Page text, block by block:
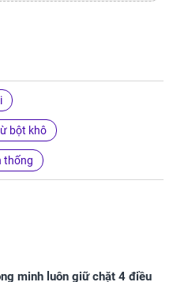
bột khô
thống
minh luôn giữ chặt 4 điều